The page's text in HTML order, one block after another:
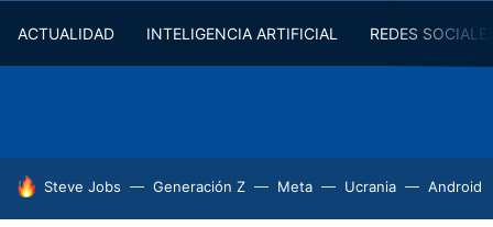
ACTUALIDAD INTELIGENCIA ARTIFICIAL REDES
HOY SE HABLA DE
Steve Jobs Generación Z Meta Ucrania Android